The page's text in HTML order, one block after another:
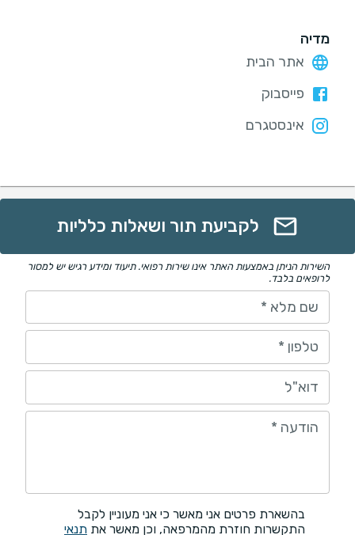
מדיה
אתר הבית
פייסבוק
אינסטגרם
לקביעת תור ושאלות כלליות
השירות הניתן באמצעות האתר אינו שירות רפואי. תיעוד ומידע רגיש יש למסור
לרופאים בלבד.
שם מלא *
טלפון *
דוא"ל
הודעה *
בהשארת פרטים אני מאשר כי אני מעוניין לקבל
התקשרות חוזרת מהמרפאה, וכן מאשר את תנאי